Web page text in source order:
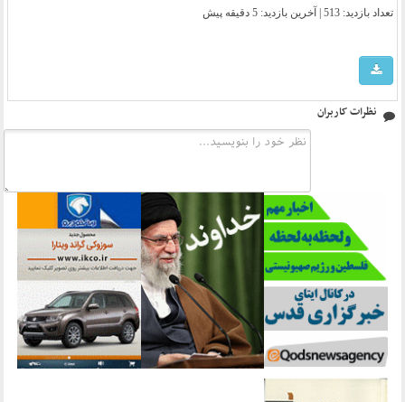
تعداد بازدید: 513 | آخرین بازدید:
5 دقیقه پیش
نظرات کاربران